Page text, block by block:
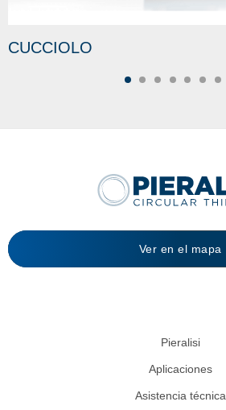
CUCCIOLO
Ver en el mapa
Pieralisi
Aplicaciones
Asistencia técnica